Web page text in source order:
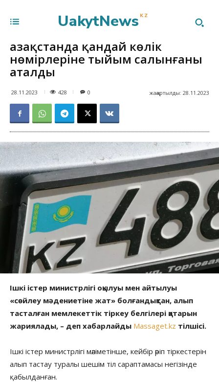
UakytNews KZ
Қазақстанда қандай көлік
нөмірлеріне тыйым салынғаны
аталды
28.11.2023 428 жаңартылды: 28.11.2023
0
Ішкі істер министрлігі оқылуы мен айтылуы
«сөйлеу мәдениетіне жат» болғандықтан, алып
тасталған мемлекеттік тіркеу белгілері қатарын
жариялады, – деп хабарлайды Massaget.kz тілшісі.
Ішкі істер министрлігі мәліметінше, кейбір әріп тіркестерін
алып тастау туралы шешім тіл сараптамасы негізінде
қабылданған.